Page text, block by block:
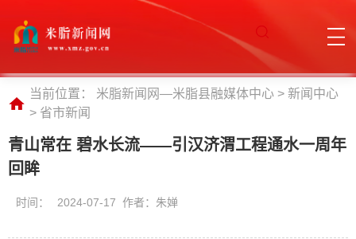
当前位置： 米脂新闻网—米脂县融媒体中心 > 新闻中心
> 省市新闻
青山常在 碧水长流——引汉济渭工程通水一周年
回眸
时间： 2024-07-17 作者：朱婵